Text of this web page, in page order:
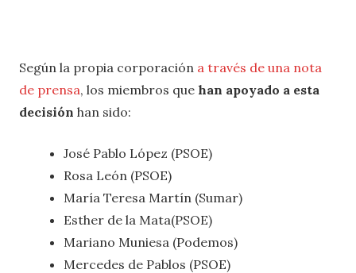
Según la propia corporación a través de una nota
de prensa, los miembros que han apoyado a esta
decisión han sido:
José Pablo López (PSOE)
Rosa León (PSOE)
María Teresa Martín (Sumar)
Esther de la Mata(PSOE)
Mariano Muniesa (Podemos)
Mercedes de Pablos (PSOE)